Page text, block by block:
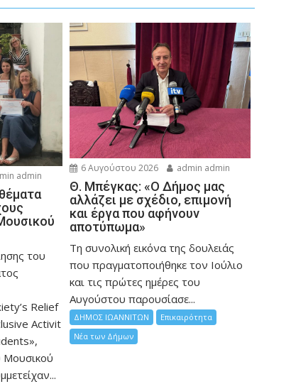
admin
του
Relief
Activit
Μουσικού
6 Αυγούστου 2026 admin admin
Θ. Μπέγκας: «Ο Δήμος μας
αλλάζει με σχέδιο, επιμονή
και έργα που αφήνουν
αποτύπωμα»
Τη συνολική εικόνα της δουλειάς
που πραγματοποιήθηκε τον Ιούλιο
και τις πρώτες ημέρες του
Αυγούστου παρουσίασε...
ΔΗΜΟΣ ΙΩΑΝΝΙΤΩΝ
Επικαιρότητα
Νέα των Δήμων